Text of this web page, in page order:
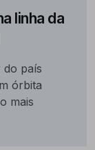
linha da
do país
órbita
mais